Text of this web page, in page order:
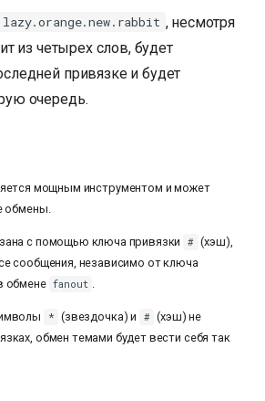
lazy.orange.new.rabbit , несмотря
из четырех слов, будет
привязке и будет
очередь.
мощным инструментом и может
обмены.
с помощью ключа привязки # (хэш),
сообщения, независимо от ключа
обмене fanout .
* (звездочка) и # (хэш) не
обмен темами будет вести себя так